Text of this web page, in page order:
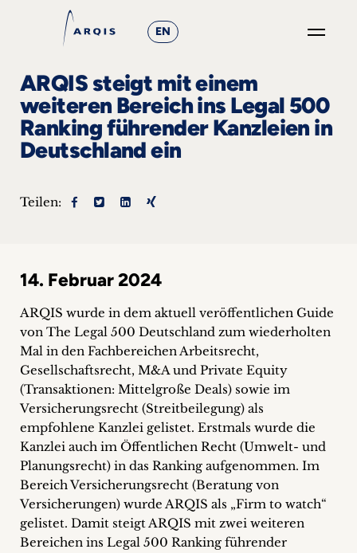
EN
Fokusgruppen
News
Events
+
Karriere
+
Blog
&
Podcasts
+
ARQIS steigt mit einem
weiteren Bereich ins Legal 500
Ranking führender Kanzleien in
Deutschland ein
Teilen:
14. Februar 2024
ARQIS wurde in dem aktuell veröffentlichen Guide
von The Legal 500 Deutschland zum wiederholten
Mal in den Fachbereichen Arbeitsrecht,
Gesellschaftsrecht, M&A und Private Equity
(Transaktionen: Mittelgroße Deals) sowie im
Versicherungsrecht (Streitbeilegung) als
empfohlene Kanzlei gelistet. Erstmals wurde die
Kanzlei auch im Öffentlichen Recht (Umwelt- und
Planungsrecht) in das Ranking aufgenommen. Im
Bereich Versicherungsrecht (Beratung von
Versicherungen) wurde ARQIS als „Firm to watch“
gelistet. Damit steigt ARQIS mit zwei weiteren
Bereichen ins Legal 500 Ranking führender